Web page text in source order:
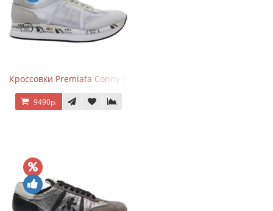
Кроссовки Premiata Conny Combi Grey
9490р.